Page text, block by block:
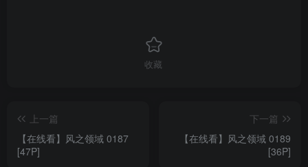
收藏
上一篇
【在线看】风之领域 0187
[47P]
下一篇
【在线看】风之领域 0189
[36P]